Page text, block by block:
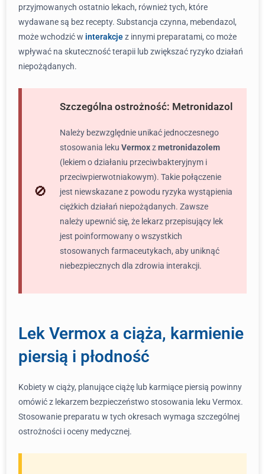
przyjmowanych ostatnio lekach, również tych, które
wydawane są bez recepty. Substancja czynna, mebendazol,
może wchodzić w interakcjez innymi preparatami, co może
wpływać na skuteczność terapii lub zwiększać ryzyko działań
niepożądanych.
Szczególna ostrożność: Metronidazol
Należy bezwzględnie unikać jednoczesnego
stosowania leku Vermoxzmetronidazolem
(lekiem o działaniu przeciwbakteryjnym i
przeciwpierwotniakowym). Takie połączenie
jest niewskazane z powodu ryzyka wystąpienia
ciężkich działań niepożądanych. Zawsze
należy upewnić się, że lekarz przepisujący lek
jest poinformowany o wszystkich
stosowanych farmaceutykach, aby uniknąć
niebezpiecznych dla zdrowia interakcji.
Lek Vermox a ciąża, karmienie
piersią i płodność
Kobiety w ciąży, planujące ciążę lub karmiące piersią powinny
omówić z lekarzem bezpieczeństwo stosowania leku Vermox.
Stosowanie preparatu w tych okresach wymaga szczególnej
ostrożności i oceny medycznej.